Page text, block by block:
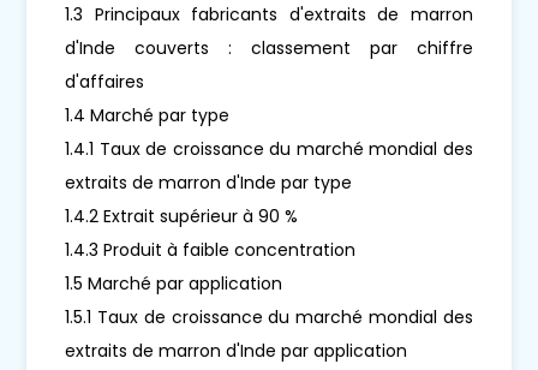
1.3 Principaux fabricants d'extraits de marron
d'Inde couverts : classement par chiffre
d'affaires
1.4 Marché par type
1.4.1 Taux de croissance du marché mondial des
extraits de marron d'Inde par type
1.4.2 Extrait supérieur à 90 %
1.4.3 Produit à faible concentration
1.5 Marché par application
1.5.1 Taux de croissance du marché mondial des
extraits de marron d'Inde par application